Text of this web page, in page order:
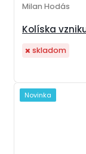
Kolíska
Milan Hodás
skladom
Novinka